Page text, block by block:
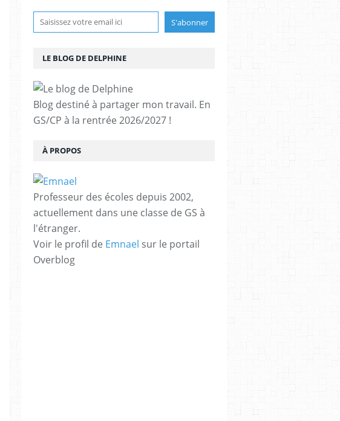
LE BLOG DE DELPHINE
Blog destiné à partager mon travail. En
GS/CP à la rentrée 2026/2027 !
À PROPOS
Professeur des écoles depuis 2002,
actuellement dans une classe de GS à
l'étranger.
Voir le profil de Emnael sur le portail
Overblog